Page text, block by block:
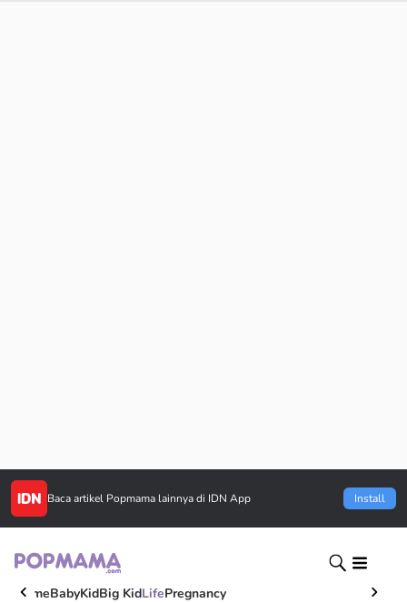
Baca artikel Popmama lainnya di IDN App Install
HomeBabyKidBig KidLifePregnancy